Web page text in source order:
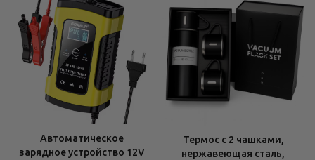
Автоматическое
зарядное устройство 12V
Термос с 2 чашками,
нержавеющая сталь,